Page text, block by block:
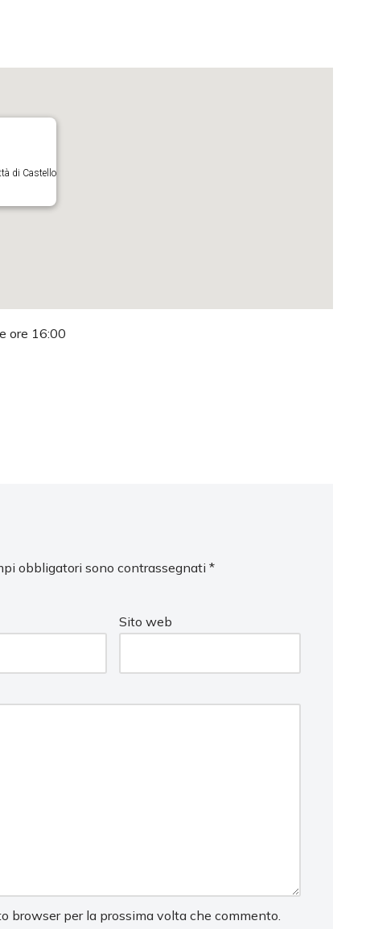
di Castello
ore 16:00
obbligatori sono contrassegnati *
Sito web
browser per la prossima volta che commento.